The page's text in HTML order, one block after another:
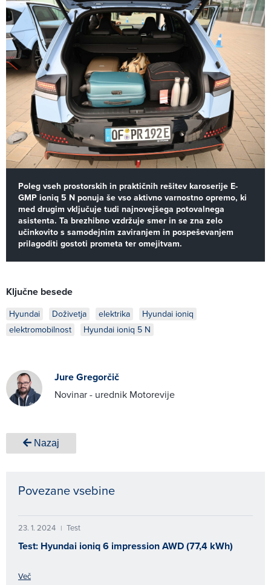
Poleg vseh prostorskih in praktičnih rešitev karoserije E-
GMP ioniq 5 N ponuja še vso aktivno varnostno opremo, ki
med drugim vključuje tudi najnovejšega potovalnega
asistenta. Ta brezhibno vzdržuje smer in se zna zelo
učinkovito s samodejnim zaviranjem in pospeševanjem
prilagoditi gostoti prometa ter omejitvam.
Ključne besede
Hyundai Doživetja elektrika
Hyundai ioniq
elektromobilnost
Hyundai ioniq 5 N
Jure Gregorčič
Novinar - urednik Motorevije
Nazaj
Povezane vsebine
23. 1. 2024 | Test
Test: Hyundai ioniq 6 impression AWD (77,4 kWh)
Več